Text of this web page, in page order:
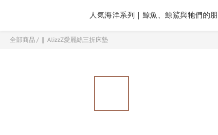
人氣海洋系列｜鯨魚、鯨鯊與牠們的
全部商品 / ❙ AlizzZ愛麗絲三折床墊